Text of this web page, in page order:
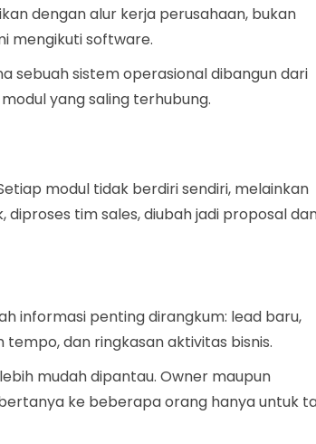
dengan alur kerja perusahaan, bukan
mengikuti software.
sebuah sistem operasional dibangun dari
yang saling terhubung.
modul tidak berdiri sendiri, melainkan
tim sales, diubah jadi proposal
informasi penting dirangkum: lead baru,
dan ringkasan aktivitas bisnis.
mudah dipantau. Owner maupun
ke beberapa orang hanya untuk